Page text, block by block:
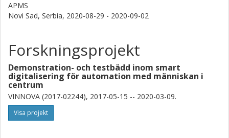
APMS
Novi Sad, Serbia, 2020-08-29 - 2020-09-02
Forskningsprojekt
Demonstration- och testbädd inom smart
digitalisering för automation med människan i
centrum
VINNOVA (2017-02244), 2017-05-15 -- 2020-03-09.
Visa projekt